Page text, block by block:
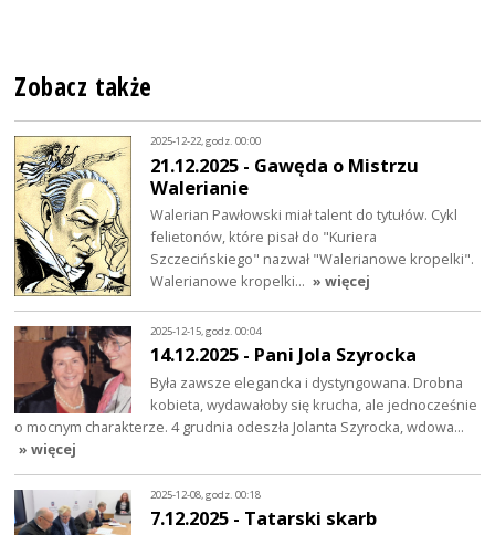
Zobacz także
2025-12-22, godz. 00:00
21.12.2025 - Gawęda o Mistrzu
Walerianie
Walerian Pawłowski miał talent do tytułów. Cykl
felietonów, które pisał do "Kuriera
Szczecińskiego" nazwał "Walerianowe kropelki".
Walerianowe kropelki… » więcej
2025-12-15, godz. 00:04
14.12.2025 - Pani Jola Szyrocka
Była zawsze elegancka i dystyngowana. Drobna
kobieta, wydawałoby się krucha, ale jednocześnie
o mocnym charakterze. 4 grudnia odeszła Jolanta Szyrocka, wdowa…
» więcej
2025-12-08, godz. 00:18
7.12.2025 - Tatarski skarb